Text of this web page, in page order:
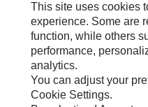
Le Mie Preferenze Di Marketing
Mappa Del Sito
Cookie Settings
Informazioni Legali
This site uses cookies
experience. Some are
function, while others
performance,
analytics.
You can adjust your
Cookie Settings.